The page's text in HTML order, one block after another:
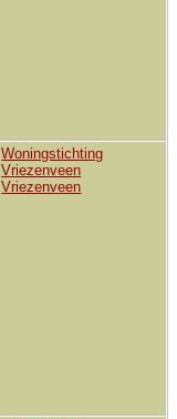
Woningstichting
Vriezenveen
Vriezenveen